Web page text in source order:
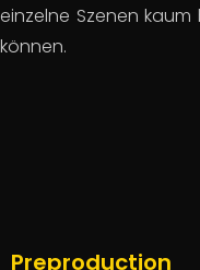
einzelne Szenen
können.
Preproduction